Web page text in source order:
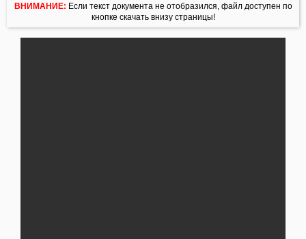
ВНИМАНИЕ: Если текст документа не отобразился, файл доступен по
кнопке скачать внизу страницы!